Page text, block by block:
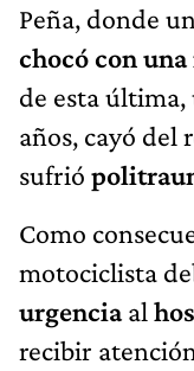
Peña, donde un
chocó con
de esta última,
años, cayó del
sufrió
Como
motociclista
urgenciaal
recibir